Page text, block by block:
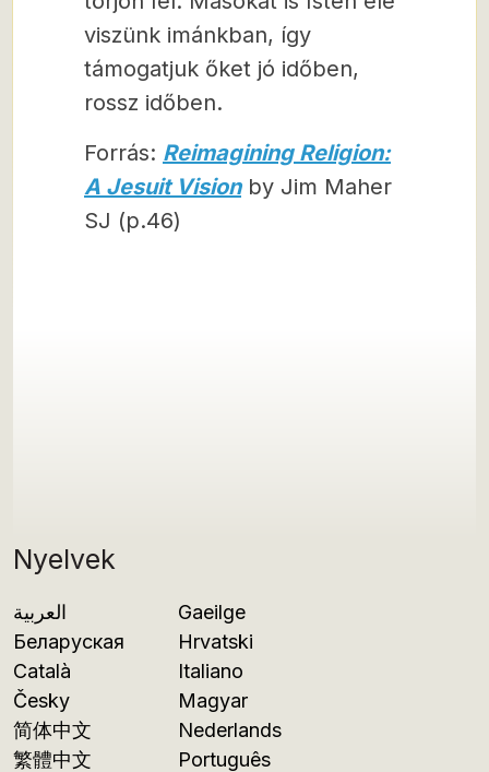
Nyelvek
العربية
Беларуская
Català
Česky
简体中文
繁體中文
Gaeilge
Hrvatski
Italiano
Magyar
Nederlands
Português
viszünk imánkban, így
támogatjuk őket jó időben,
rossz időben.
Forrás: Reimagining Religion:
A Jesuit Visionby Jim Maher
SJ (p.46)